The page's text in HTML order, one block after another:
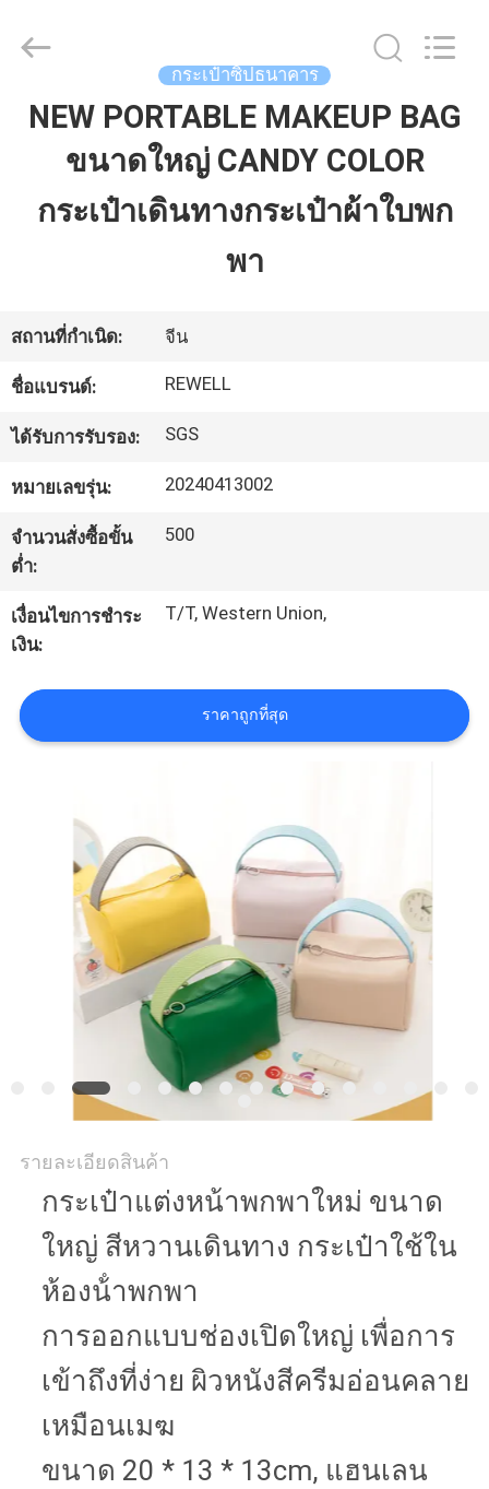
บ้าน
สินค้า
กับ
เรา
ทัวร์
โรงงาน
ควบคุม
คุณภาพ
แผนผัง
PRIVACY
POLICY
2021
Industrial
กระเป๋าซิปธนาคาร
NEW PORTABLE MAKEUP BAG
ขนาดใหญ่ CANDY COLOR
กระเป๋าเดินทางกระเป๋าผ้าใบพก
พา
สถานที่กำเนิด: จีน
ชื่อแบรนด์: REWELL
ได้รับการรับรอง: SGS
หมายเลขรุ่น: 20240413002
จำนวนสั่งซื้อขั้น
ต่ำ:
500
เงื่อนไขการชำระ
เงิน:
T/T, Western Union,
ราคาถูกที่สุด
รายละเอียดสินค้า
กระเป๋าแต่งหน้าพกพาใหม่ ขนาด
ใหญ่ สีหวานเดินทาง กระเป๋าใช้ใน
ห้องน้ําพกพา
การออกแบบช่องเปิดใหญ่ เพื่อการ
เข้าถึงที่ง่าย ผิวหนังสีครีมอ่อนคลาย
เหมือนเมฆ
ขนาด 20 * 13 * 13cm, แฮนเลน